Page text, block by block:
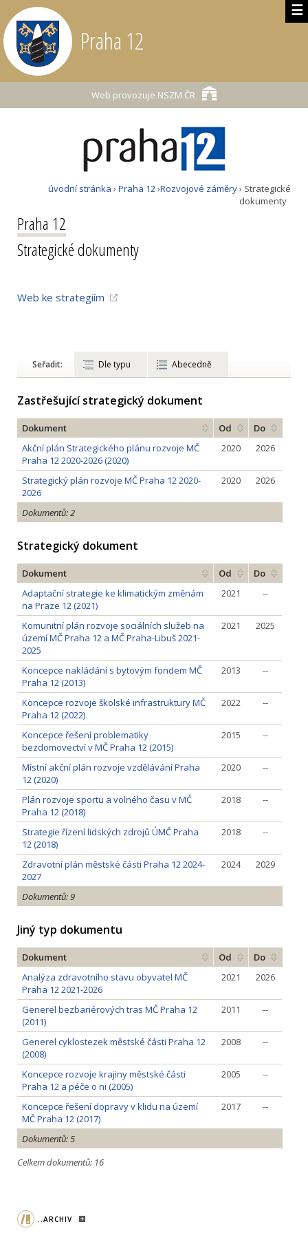
☰
Praha 12
Web provozuje NSZM ČR
úvodní stránka › Praha 12›Rozvojové záměry› Strategické
dokumenty
Praha 12
Strategické dokumenty
Web ke strategiím
Seřadit: Dle typu Abecedně
Zastřešující strategický dokument
Dokument Od
Do
Akční plán Strategického plánu rozvoje MČ
Praha 12 2020-2026 (2020)
2020 2026
Strategický plán rozvoje MČ Praha 12 2020-
2026
2020 2026
Dokumentů: 2
Strategický dokument
Dokument Od
Do
Adaptační strategie ke klimatickým změnám
na Praze 12 (2021)
2021 --
Komunitní plán rozvoje sociálních služeb na
území MČ Praha 12 a MČ Praha-Libuš 2021-
2025
2021 2025
Koncepce nakládání s bytovým fondem MČ
Praha 12 (2013)
2013 --
Koncepce rozvoje školské infrastruktury MČ
Praha 12 (2022)
2022 --
Koncepce řešení problematiky
bezdomovectví v MČ Praha 12 (2015)
2015 --
Místní akční plán rozvoje vzdělávání Praha
12 (2020)
2020 --
Plán rozvoje sportu a volného času v MČ
Praha 12 (2018)
2018 --
Strategie řízení lidských zdrojů ÚMČ Praha
12 (2018)
2018 --
Zdravotní plán městské části Praha 12 2024-
2027
2024 2029
Dokumentů: 9
Jiný typ dokumentu
Dokument Od
Do
Analýza zdravotního stavu obyvatel MČ
Praha 12 2021-2026
2021 2026
Generel bezbariérových tras MČ Praha 12
(2011)
2011 --
Generel cyklostezek městské části Praha 12
(2008)
2008 --
Koncepce rozvoje krajiny městské části
Praha 12 a péče o ni (2005)
2005 --
Koncepce řešení dopravy v klidu na území
MČ Praha 12 (2017)
2017 --
Dokumentů: 5
Celkem dokumentů: 16
..ARCHIV